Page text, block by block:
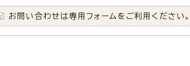
お問い合わせは専用フォームをご利用ください。